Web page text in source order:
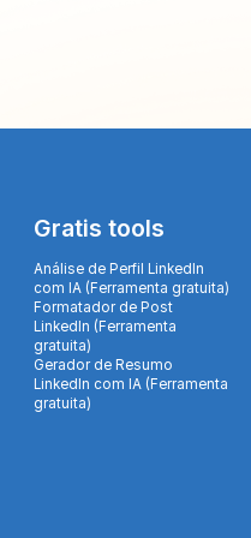
Gratis tools
Análise de Perfil LinkedIn
com IA (Ferramenta gratuita)
Formatador de Post
LinkedIn (Ferramenta
gratuita)
Gerador de Resumo
LinkedIn com IA (Ferramenta
gratuita)